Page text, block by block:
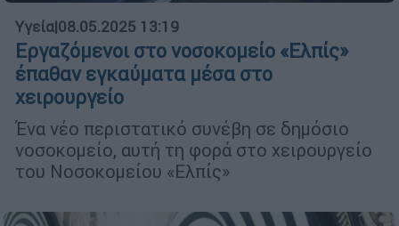
Υγεία|08.05.2025 13:19
Εργαζόμενοι στο νοσοκομείο «Ελπίς»
έπαθαν εγκαύματα μέσα στο
χειρουργείο
Ένα νέο περιστατικό συνέβη σε δημόσιο
νοσοκομείο, αυτή τη φορά στο χειρουργείο
του Νοσοκομείου «Ελπίς»